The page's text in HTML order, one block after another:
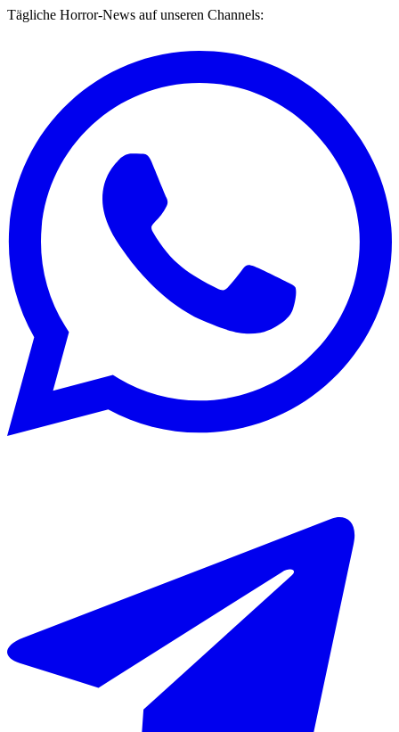
Tägliche Horror-News auf unseren Channels: